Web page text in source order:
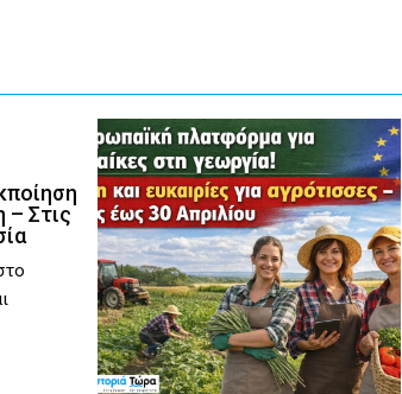
– Στις